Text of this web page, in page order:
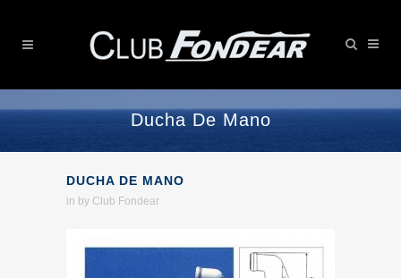
Ducha De Mano
DUCHA DE MANO
in by Club Fondear